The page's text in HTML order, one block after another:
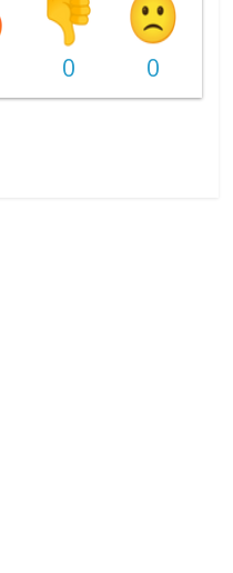
0 0